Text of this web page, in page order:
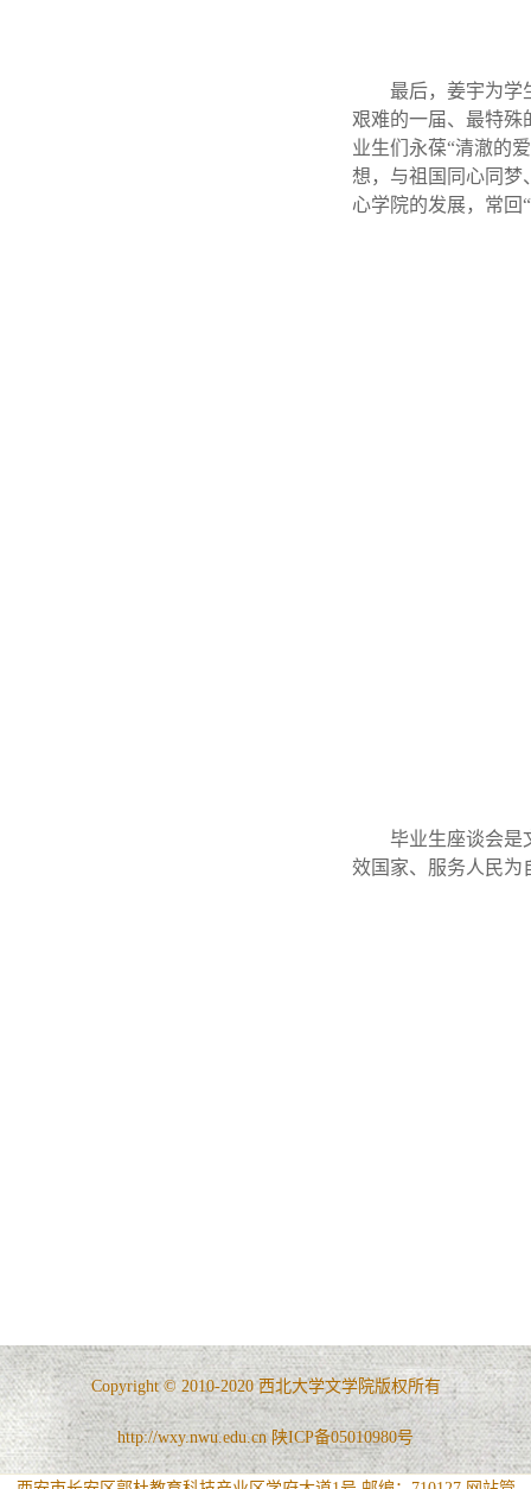
最后，姜宇为学
艰难的一届、最特殊
业生们永葆“清澈的
想，与祖国同心同梦
心学院的发展，常回
毕业生座谈会是
效国家、服务人民为
Copyright © 2010-2020 西北大学文学院版权所有
http://wxy.nwu.edu.cn 陕ICP备05010980号